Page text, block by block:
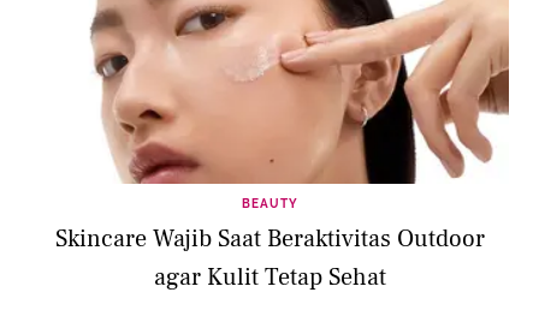
BEAUTY
Skincare Wajib Saat Beraktivitas Outdoor
agar Kulit Tetap Sehat